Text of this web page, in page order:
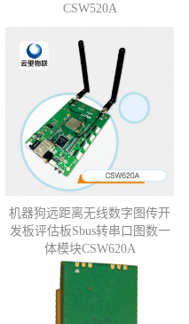
CSW520A
机器狗远距离无线数字图传开
发板评估板Sbus转串口图数一
体模块CSW620A